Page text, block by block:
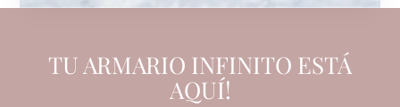
TU ARMARIO INFINITO ESTÁ
AQUÍ!